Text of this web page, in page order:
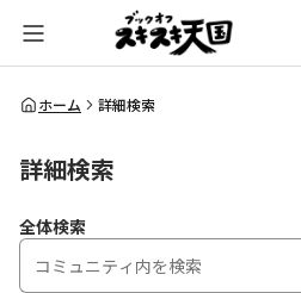
全体検索
ホーム 詳細検索
詳細検索
全体検索